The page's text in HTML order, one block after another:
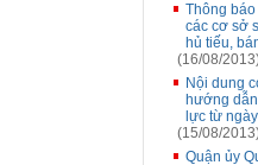
Thông
các cơ sở
hủ tiếu,
(16/08/
Nội dung
hướng
lực từ
(15/08/
Quận ủy